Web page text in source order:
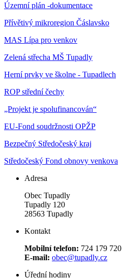
Územní plán -dokumentace
Přívětivý mikroregion Čáslavsko
MAS Lípa pro venkov
Zelená střecha MŠ Tupadly
Herní prvky ve školne - Tupadlech
ROP střední čechy
„Projekt je spolufinancován“
EU-Fond soudržnosti OPŽP
Bezpečný Středočeský kraj
Středočeský Fond obnovy venkova
Adresa
Obec Tupadly
Tupadly 120
28563 Tupadly
Kontakt
Mobilní telefon: 724 179 720
E-mail: obec@tupadly.cz
Úřední hodiny